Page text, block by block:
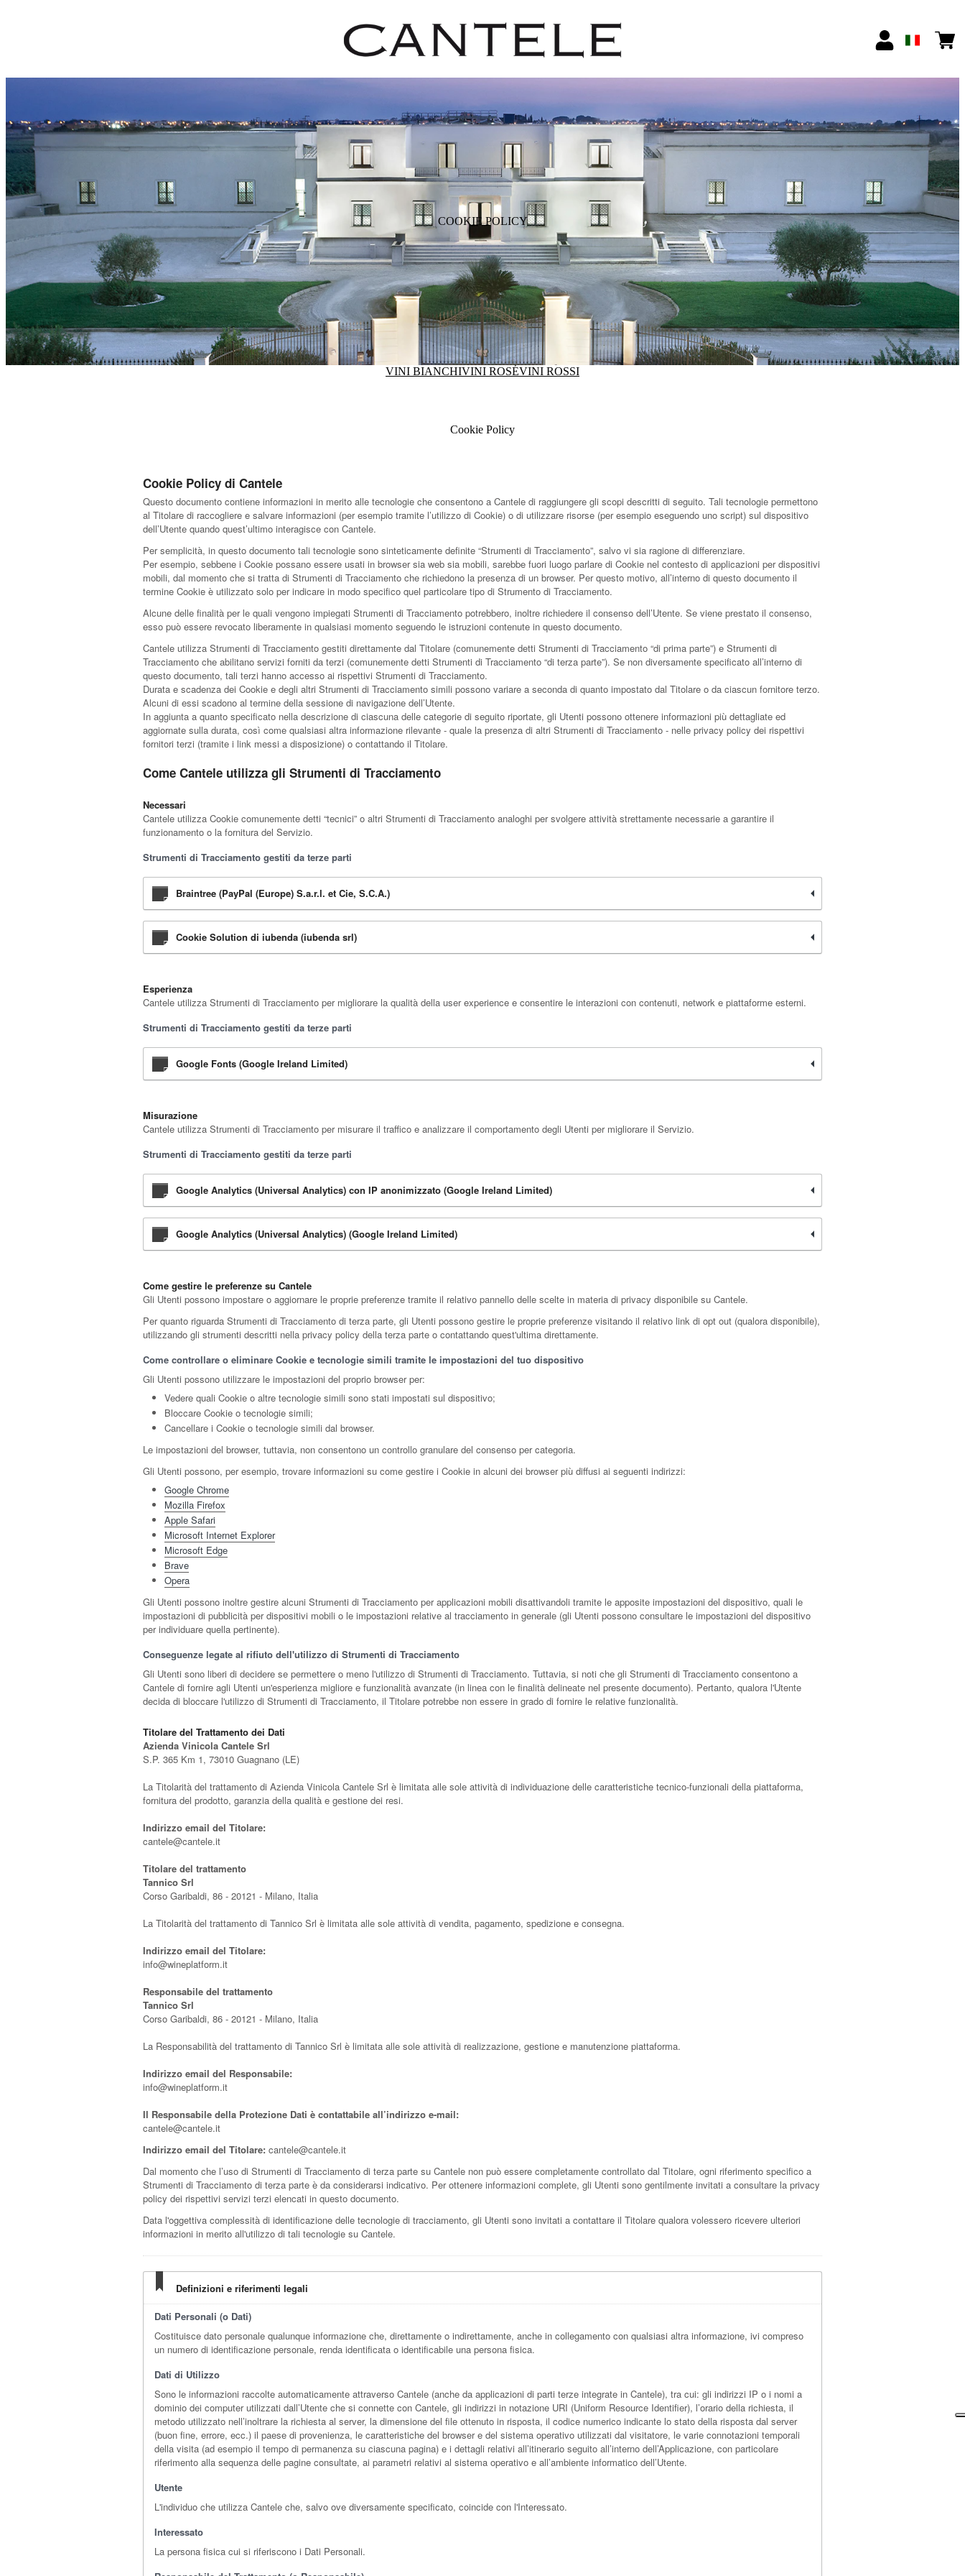
COOKIE POLICY
VINI BIANCHIVINI ROSÉVINI ROSSI
Cookie Policy
Cookie Policy di Cantele
Questo documento contiene informazioni in merito alle tecnologie che consentono a Cantele di raggiungere gli scopi descritti di seguito. Tali tecnologie permettono
al Titolare di raccogliere e salvare informazioni (per esempio tramite l’utilizzo di Cookie) o di utilizzare risorse (per esempio eseguendo uno script) sul dispositivo
dell’Utente quando quest’ultimo interagisce con Cantele.
Per semplicità, in questo documento tali tecnologie sono sinteticamente definite “Strumenti di Tracciamento”, salvo vi sia ragione di differenziare.
Per esempio, sebbene i Cookie possano essere usati in browser sia web sia mobili, sarebbe fuori luogo parlare di Cookie nel contesto di applicazioni per dispositivi
mobili, dal momento che si tratta di Strumenti di Tracciamento che richiedono la presenza di un browser. Per questo motivo, all’interno di questo documento il
termine Cookie è utilizzato solo per indicare in modo specifico quel particolare tipo di Strumento di Tracciamento.
Alcune delle finalità per le quali vengono impiegati Strumenti di Tracciamento potrebbero, inoltre richiedere il consenso dell’Utente. Se viene prestato il consenso,
esso può essere revocato liberamente in qualsiasi momento seguendo le istruzioni contenute in questo documento.
Cantele utilizza Strumenti di Tracciamento gestiti direttamente dal Titolare (comunemente detti Strumenti di Tracciamento “di prima parte”) e Strumenti di
Tracciamento che abilitano servizi forniti da terzi (comunemente detti Strumenti di Tracciamento “di terza parte”). Se non diversamente specificato all’interno di
questo documento, tali terzi hanno accesso ai rispettivi Strumenti di Tracciamento.
Durata e scadenza dei Cookie e degli altri Strumenti di Tracciamento simili possono variare a seconda di quanto impostato dal Titolare o da ciascun fornitore terzo.
Alcuni di essi scadono al termine della sessione di navigazione dell’Utente.
In aggiunta a quanto specificato nella descrizione di ciascuna delle categorie di seguito riportate, gli Utenti possono ottenere informazioni più dettagliate ed
aggiornate sulla durata, così come qualsiasi altra informazione rilevante - quale la presenza di altri Strumenti di Tracciamento - nelle privacy policy dei rispettivi
fornitori terzi (tramite i link messi a disposizione) o contattando il Titolare.
Come Cantele utilizza gli Strumenti di Tracciamento
Necessari
Cantele utilizza Cookie comunemente detti “tecnici” o altri Strumenti di Tracciamento analoghi per svolgere attività strettamente necessarie a garantire il
funzionamento o la fornitura del Servizio.
Strumenti di Tracciamento gestiti da terze parti
Braintree (PayPal (Europe) S.a.r.l. et Cie, S.C.A.)
Cookie Solution di iubenda (iubenda srl)
Esperienza
Cantele utilizza Strumenti di Tracciamento per migliorare la qualità della user experience e consentire le interazioni con contenuti, network e piattaforme esterni.
Strumenti di Tracciamento gestiti da terze parti
Google Fonts (Google Ireland Limited)
Misurazione
Cantele utilizza Strumenti di Tracciamento per misurare il traffico e analizzare il comportamento degli Utenti per migliorare il Servizio.
Strumenti di Tracciamento gestiti da terze parti
Google Analytics (Universal Analytics) con IP anonimizzato (Google Ireland Limited)
Google Analytics (Universal Analytics) (Google Ireland Limited)
Come gestire le preferenze su Cantele
Gli Utenti possono impostare o aggiornare le proprie preferenze tramite il relativo pannello delle scelte in materia di privacy disponibile su Cantele.
Per quanto riguarda Strumenti di Tracciamento di terza parte, gli Utenti possono gestire le proprie preferenze visitando il relativo link di opt out (qualora disponibile),
utilizzando gli strumenti descritti nella privacy policy della terza parte o contattando quest'ultima direttamente.
Come controllare o eliminare Cookie e tecnologie simili tramite le impostazioni del tuo dispositivo
Gli Utenti possono utilizzare le impostazioni del proprio browser per:
Vedere quali Cookie o altre tecnologie simili sono stati impostati sul dispositivo;
Bloccare Cookie o tecnologie simili;
Cancellare i Cookie o tecnologie simili dal browser.
Le impostazioni del browser, tuttavia, non consentono un controllo granulare del consenso per categoria.
Gli Utenti possono, per esempio, trovare informazioni su come gestire i Cookie in alcuni dei browser più diffusi ai seguenti indirizzi:
Google Chrome
Mozilla Firefox
Apple Safari
Microsoft Internet Explorer
Microsoft Edge
Brave
Opera
Gli Utenti possono inoltre gestire alcuni Strumenti di Tracciamento per applicazioni mobili disattivandoli tramite le apposite impostazioni del dispositivo, quali le
impostazioni di pubblicità per dispositivi mobili o le impostazioni relative al tracciamento in generale (gli Utenti possono consultare le impostazioni del dispositivo
per individuare quella pertinente).
Conseguenze legate al rifiuto dell'utilizzo di Strumenti di Tracciamento
Gli Utenti sono liberi di decidere se permettere o meno l'utilizzo di Strumenti di Tracciamento. Tuttavia, si noti che gli Strumenti di Tracciamento consentono a
Cantele di fornire agli Utenti un'esperienza migliore e funzionalità avanzate (in linea con le finalità delineate nel presente documento). Pertanto, qualora l'Utente
decida di bloccare l'utilizzo di Strumenti di Tracciamento, il Titolare potrebbe non essere in grado di fornire le relative funzionalità.
Titolare del Trattamento dei Dati
Azienda Vinicola Cantele Srl
S.P. 365 Km 1, 73010 Guagnano (LE)
La Titolarità del trattamento di Azienda Vinicola Cantele Srl è limitata alle sole attività di individuazione delle caratteristiche tecnico-funzionali della piattaforma,
fornitura del prodotto, garanzia della qualità e gestione dei resi.
Indirizzo email del Titolare:
cantele@cantele.it
Titolare del trattamento
Tannico Srl
Corso Garibaldi, 86 - 20121 - Milano, Italia
La Titolarità del trattamento di Tannico Srl è limitata alle sole attività di vendita, pagamento, spedizione e consegna.
Indirizzo email del Titolare:
info@wineplatform.it
Responsabile del trattamento
Tannico Srl
Corso Garibaldi, 86 - 20121 - Milano, Italia
La Responsabilità del trattamento di Tannico Srl è limitata alle sole attività di realizzazione, gestione e manutenzione piattaforma.
Indirizzo email del Responsabile:
info@wineplatform.it
Il Responsabile della Protezione Dati è contattabile all’indirizzo e-mail:
cantele@cantele.it
Indirizzo email del Titolare: cantele@cantele.it
Dal momento che l’uso di Strumenti di Tracciamento di terza parte su Cantele non può essere completamente controllato dal Titolare, ogni riferimento specifico a
Strumenti di Tracciamento di terza parte è da considerarsi indicativo. Per ottenere informazioni complete, gli Utenti sono gentilmente invitati a consultare la privacy
policy dei rispettivi servizi terzi elencati in questo documento.
Data l'oggettiva complessità di identificazione delle tecnologie di tracciamento, gli Utenti sono invitati a contattare il Titolare qualora volessero ricevere ulteriori
informazioni in merito all'utilizzo di tali tecnologie su Cantele.
Definizioni e riferimenti legali
Dati Personali (o Dati)
Costituisce dato personale qualunque informazione che, direttamente o indirettamente, anche in collegamento con qualsiasi altra informazione, ivi compreso
un numero di identificazione personale, renda identificata o identificabile una persona fisica.
Dati di Utilizzo
Sono le informazioni raccolte automaticamente attraverso Cantele (anche da applicazioni di parti terze integrate in Cantele), tra cui: gli indirizzi IP o i nomi a
dominio dei computer utilizzati dall’Utente che si connette con Cantele, gli indirizzi in notazione URI (Uniform Resource Identifier), l’orario della richiesta, il
metodo utilizzato nell’inoltrare la richiesta al server, la dimensione del file ottenuto in risposta, il codice numerico indicante lo stato della risposta dal server
(buon fine, errore, ecc.) il paese di provenienza, le caratteristiche del browser e del sistema operativo utilizzati dal visitatore, le varie connotazioni temporali
della visita (ad esempio il tempo di permanenza su ciascuna pagina) e i dettagli relativi all’itinerario seguito all’interno dell’Applicazione, con particolare
riferimento alla sequenza delle pagine consultate, ai parametri relativi al sistema operativo e all’ambiente informatico dell’Utente.
Utente
L'individuo che utilizza Cantele che, salvo ove diversamente specificato, coincide con l'Interessato.
Interessato
La persona fisica cui si riferiscono i Dati Personali.